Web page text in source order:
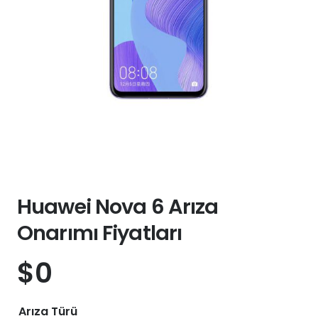
Huawei Nova 6 Arıza
Onarımı Fiyatları
$0
Arıza Türü